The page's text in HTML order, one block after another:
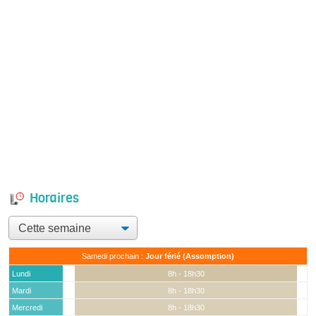
Horaires
Samedi prochain : Jour férié (Assomption)
Lundi
8h - 18h30
Mardi
8h - 18h30
Mercredi
8h - 18h30